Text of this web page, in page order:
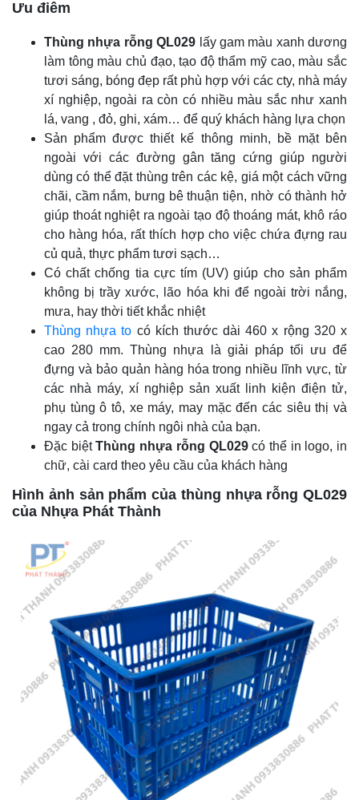
Ưu điêm
Thùng nhựa rỗng QL029 lấy gam màu xanh dương
làm tông màu chủ đạo, tạo độ thẩm mỹ cao, màu sắc
tươi sáng, bóng đẹp rất phù hợp với các cty, nhà máy
xí nghiệp, ngoài ra còn có nhiều màu sắc như xanh
lá, vang , đỏ, ghi, xám… để quý khách hàng lựa chọn
Sản phẩm được thiết kế thông minh, bề mặt bên
ngoài với các đường gân tăng cứng giúp người
dùng có thể đặt thùng trên các kệ, giá một cách vững
chãi, cầm nắm, bưng bê thuận tiện, nhờ có thành hở
giúp thoát nghiệt ra ngoài tạo độ thoáng mát, khô ráo
cho hàng hóa, rất thích hợp cho việc chứa đựng rau
củ quả, thực phẩm tươi sạch…
Có chất chống tia cực tím (UV) giúp cho sản phẩm
không bị trầy xước, lão hóa khi để ngoài trời nắng,
mưa, hay thời tiết khắc nhiệt
Thùng nhựa to có kích thước dài 460 x rộng 320 x
cao 280 mm. Thùng nhựa là giải pháp tối ưu để
đựng và bảo quản hàng hóa trong nhiều lĩnh vực, từ
các nhà máy, xí nghiệp sản xuất linh kiện điện tử,
phụ tùng ô tô, xe máy, may mặc đến các siêu thị và
ngay cả trong chính ngôi nhà của bạn.
Đặc biệtThùng nhựa rỗng QL029có thể in logo, in
chữ, cài card theo yêu cầu của khách hàng
Hình ảnh sản phẩm của thùng nhựa rỗng QL029
của Nhựa Phát Thành